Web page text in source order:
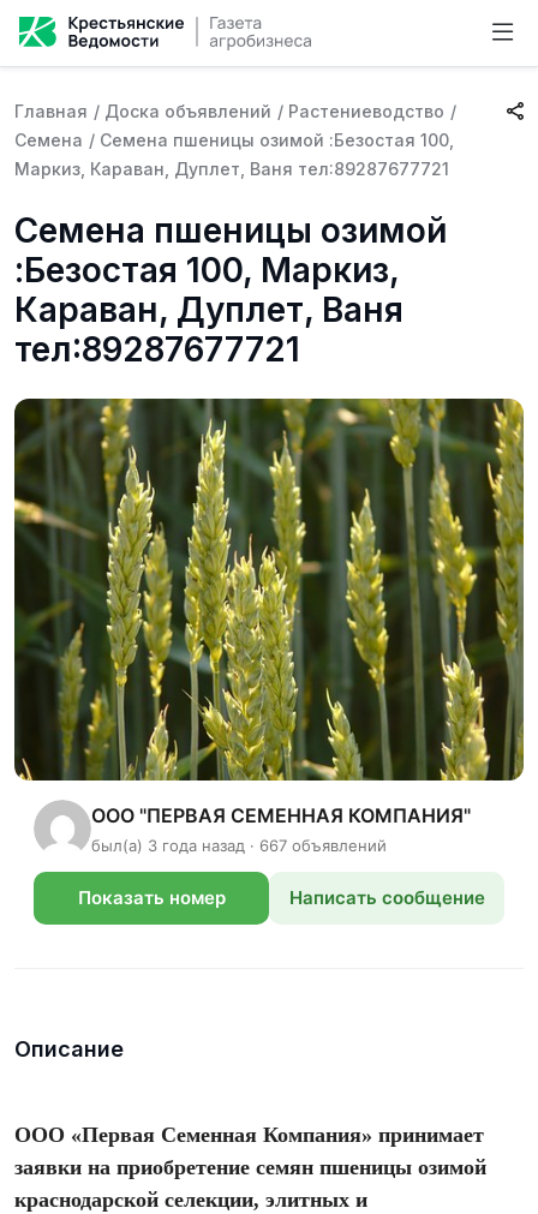
Главная / Доска объявлений / Растениеводство /
Семена / Семена пшеницы озимой :Безостая 100,
Маркиз, Караван, Дуплет, Ваня тел:89287677721
Семена пшеницы озимой
:Безостая 100, Маркиз,
Караван, Дуплет, Ваня
тел:89287677721
ООО "ПЕРВАЯ СЕМЕННАЯ КОМПАНИЯ"
был(а) 3 года назад · 667 объявлений
Показать номер Написать сообщение
Описание
ООО «Первая Семенная Компания» принимает
заявки на приобретение семян пшеницы озимой
краснодарской селекции, элитных и